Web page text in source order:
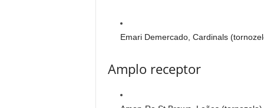
Emari Demercado, Cardinals
Amplo receptor